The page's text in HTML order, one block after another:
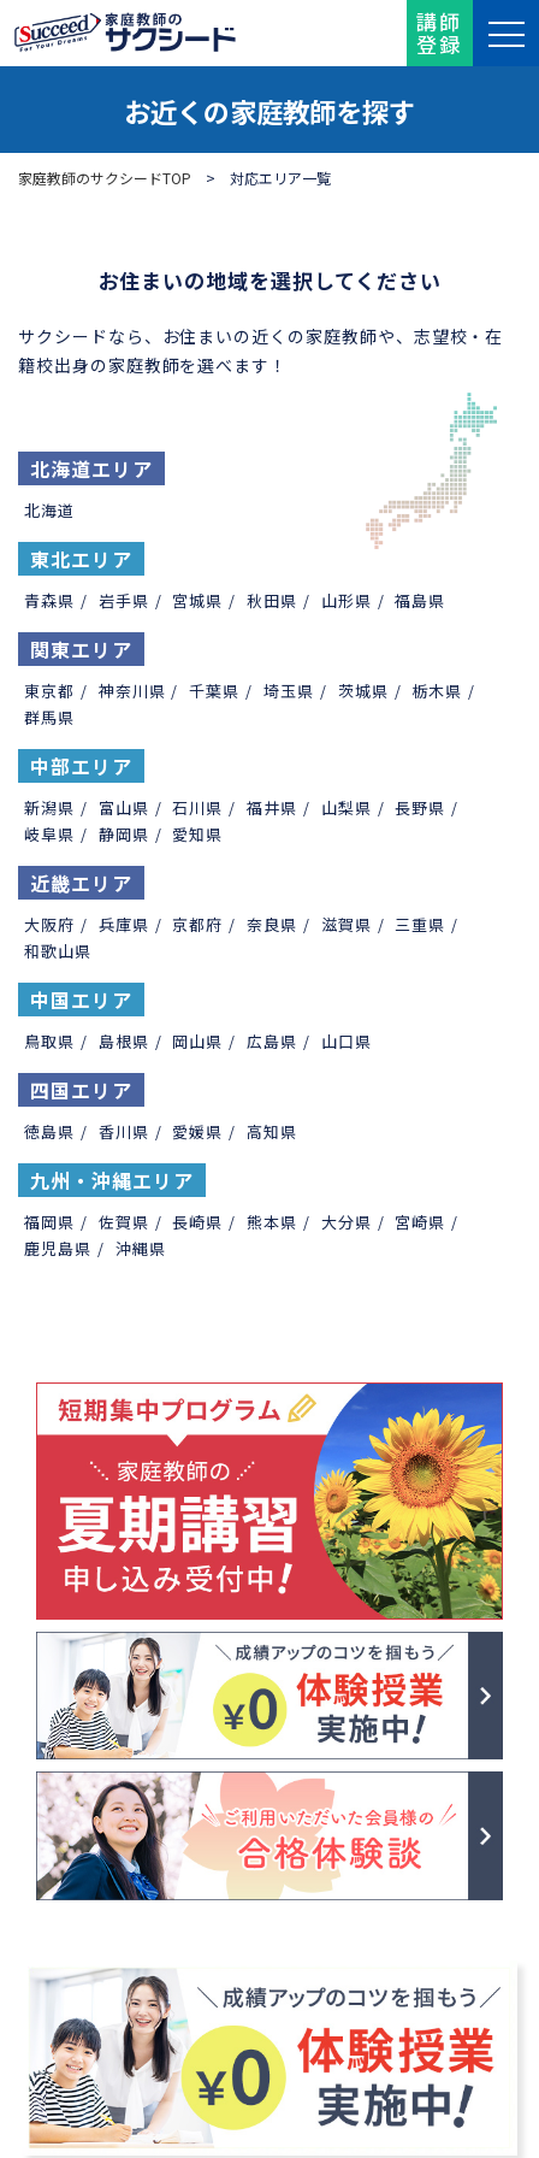
講師
登録
お近くの家庭教師を探す
家庭教師のサクシードTOP > 対応エリア一覧
お住まいの地域を選択してください
サクシードなら、お住まいの近くの家庭教師や、志望校・在
籍校出身の家庭教師を選べます！
北海道エリア
北海道
東北エリア
青森県 / 岩手県 / 宮城県 / 秋田県 / 山形県 / 福島県
関東エリア
東京都 / 神奈川県 / 千葉県 / 埼玉県 / 茨城県 / 栃木県 /
群馬県
中部エリア
新潟県 / 富山県 / 石川県 / 福井県 / 山梨県 / 長野県 /
岐阜県 / 静岡県 / 愛知県
近畿エリア
大阪府 / 兵庫県 / 京都府 / 奈良県 / 滋賀県 / 三重県 /
和歌山県
中国エリア
鳥取県 / 島根県 / 岡山県 / 広島県 / 山口県
四国エリア
徳島県 / 香川県 / 愛媛県 / 高知県
九州・沖縄エリア
福岡県 / 佐賀県 / 長崎県 / 熊本県 / 大分県 / 宮崎県 /
鹿児島県 / 沖縄県